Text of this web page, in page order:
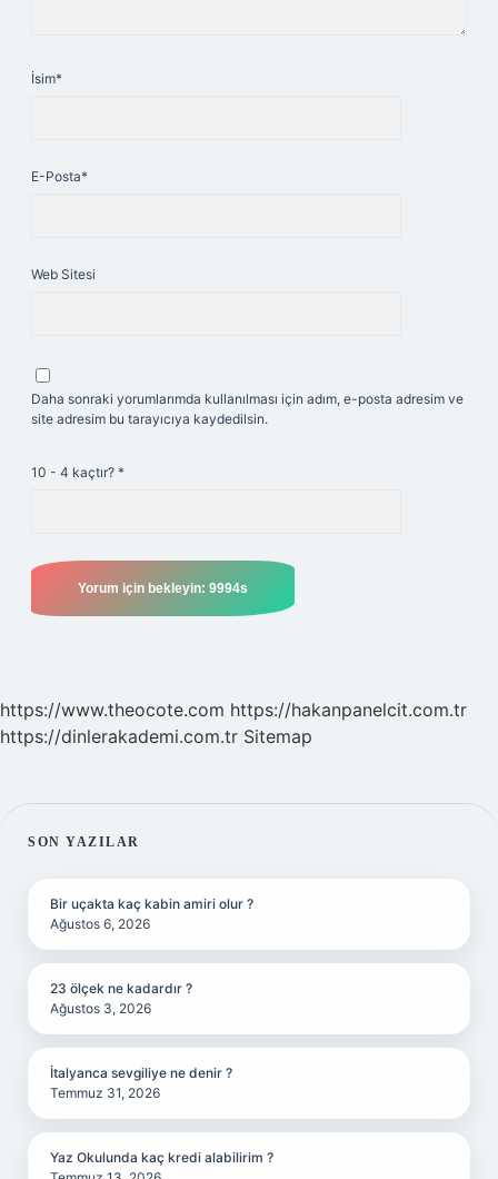
İsim*
E-Posta*
Web Sitesi
Daha sonraki yorumlarımda kullanılması için adım, e-posta adresim ve
site adresim bu tarayıcıya kaydedilsin.
10 - 4 kaçtır? *
https://www.theocote.com https://hakanpanelcit.com.tr
https://dinlerakademi.com.tr Sitemap
SIDEBAR
SON YAZILAR
Bir uçakta kaç kabin amiri olur ?
Ağustos 6, 2026
23 ölçek ne kadardır ?
Ağustos 3, 2026
İtalyanca sevgiliye ne denir ?
Temmuz 31, 2026
Yaz Okulunda kaç kredi alabilirim ?